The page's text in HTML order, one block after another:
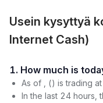
Usein kysyttyä
Internet Cash)
1. How much
As of , () is trading at
In the last 24 hours,